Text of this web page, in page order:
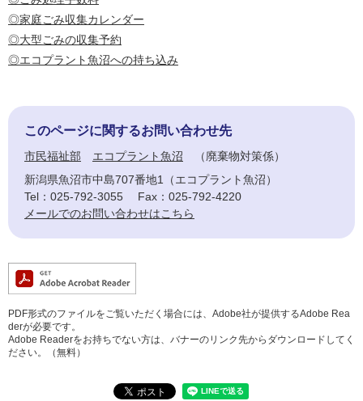
◎家庭ごみ収集カレンダー
◎大型ごみの収集予約
◎エコプラント魚沼への持ち込み
このページに関するお問い合わせ先
市民福祉部 エコプラント魚沼
廃棄物対策係
新潟県魚沼市中島707番地1（エコプラント魚沼）
Tel：025-792-3055
Fax：025-792-4220
メールでのお問い合わせはこちら
PDF形式のファイルをご覧いただく場合には、Adobe社が提供するAdobe Rea
derが必要です。
Adobe Readerをお持ちでない方は、バナーのリンク先からダウンロードしてく
ださい。（無料）